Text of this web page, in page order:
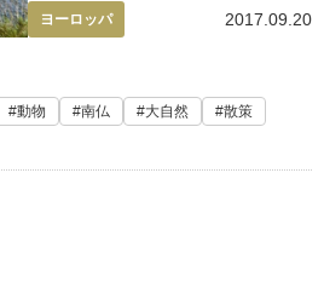
ヨーロッパ 2017.09.20
動物 南仏 大自然
散策